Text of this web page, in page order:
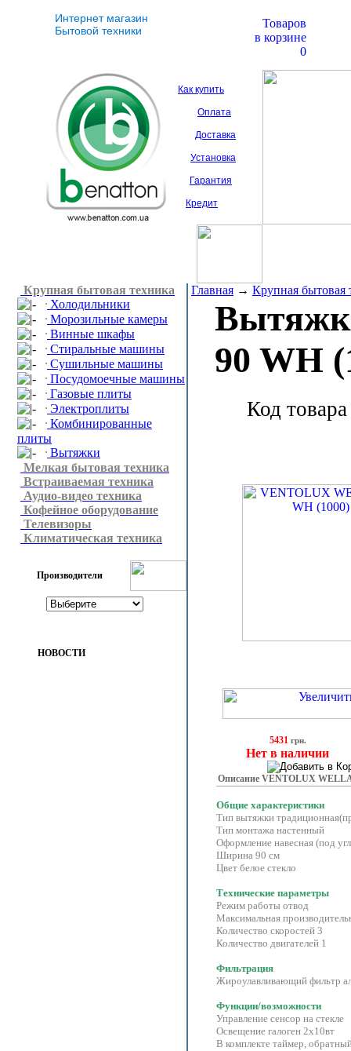
Интернет магазин
Бытовой техники
Товаров
в корзине
0
Как купить
Оплата
Доставка
Установка
Гарантия
Кредит
Крупная бытовая техника
Холодильники
Морозильные камеры
Винные шкафы
Стиральные машины
Сушильные машины
Посудомоечные машины
Газовые плиты
Электроплиты
Комбинированные
плиты
Вытяжки
Мелкая бытовая техника
Встраиваемая техника
Аудио-видео техника
Кофейное оборудование
Телевизоры
Климатическая техника
Производители
НОВОСТИ
Главная → Крупная бытовая
90 WH
Код
5431грн.
Нет в наличии
Описание VENTOLUX
Общие характеристики
Тип вытяжки
Тип монтажа настенный
Оформление навесная (под
Ширина 90 см
Цвет белое стекло
Технические параметры
Режим работы отвод
Максимальная
Количество скоростей 3
Количество двигателей 1
Фильтрация
Жироулавливающий фильтр
Функции/возможности
Управление сенсор на стекле
Освещение галоген 2х10вт
В комплекте таймер,